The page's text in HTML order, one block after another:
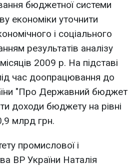
бюджетної системи
економіки уточнити
і соціального
результатів аналізу
2009 р. На підставі
час доопрацювання до
"Про Державний бюджет
доходи бюджету на рівні
млрд грн.
промислової і
ВР України Наталія